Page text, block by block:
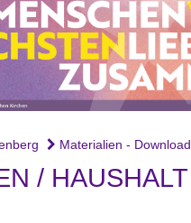
Materialien - Download
/ HAUSHALT